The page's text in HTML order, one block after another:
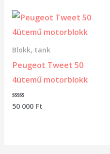
Blokk, tank
Peugeot Tweet 50
4ütemű motorblokk
Értékelés:
0
50 000 Ft